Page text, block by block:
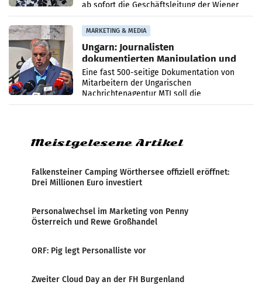
ab sofort die Geschäftsleitung der Wiener
PR-Agentur an der Seite von Josef Kalina und
Anna Kalina-Mahr.
MARKETING & MEDIA
Ungarn: Journalisten
dokumentierten Manipulation und
Zensur
Eine fast 500-seitige Dokumentation von
Mitarbeitern der Ungarischen
Nachrichtenagentur MTI soll die
systematische Nachrichten-Manipulation und
Meistgelesene Artikel
Falkensteiner Camping Wörthersee offiziell eröffnet:
Drei Millionen Euro investiert
Personalwechsel im Marketing von Penny
Österreich und Rewe Großhandel
ORF: Pig legt Personalliste vor
Zweiter Cloud Day an der FH Burgenland